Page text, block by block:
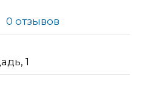
0 отзывов
1